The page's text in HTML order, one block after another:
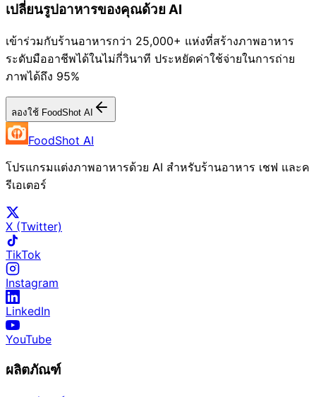
เปลี่ยนรูปอาหารของคุณด้วย AI
เข้าร่วมกับร้านอาหารกว่า 25,000+ แห่งที่สร้างภาพอาหาร
ระดับมืออาชีพได้ในไม่กี่วินาที ประหยัดค่าใช้จ่ายในการถ่าย
ภาพได้ถึง 95%
ลองใช้ FoodShot AI
FoodShot AI
โปรแกรมแต่งภาพอาหารด้วย AI สำหรับร้านอาหาร เชฟ และค
รีเอเตอร์
X (Twitter)
TikTok
Instagram
LinkedIn
YouTube
ผลิตภัณฑ์